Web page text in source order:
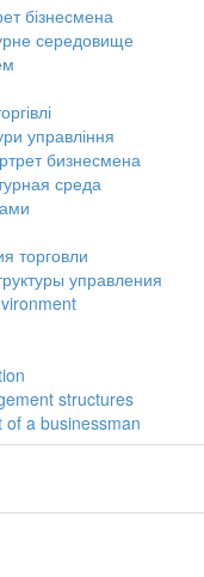
бізнесмена
середовище
управління
бизнесмена
среда
торговли
управления
structures
a businessman